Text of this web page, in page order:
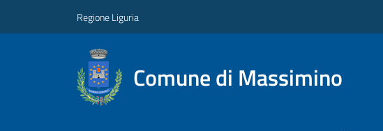
Regione Liguria
Comune di Massimino